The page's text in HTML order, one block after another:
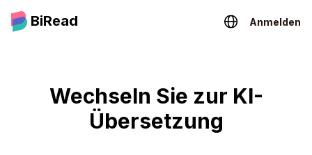
BiRead Anmelden
Wechseln Sie zur KI-
Übersetzung